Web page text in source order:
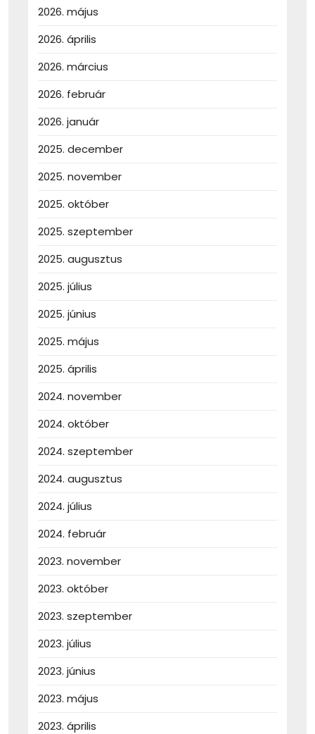
2026. május
2026. április
2026. március
2026. február
2026. január
2025. december
2025. november
2025. október
2025. szeptember
2025. augusztus
2025. július
2025. június
2025. május
2025. április
2024. november
2024. október
2024. szeptember
2024. augusztus
2024. július
2024. február
2023. november
2023. október
2023. szeptember
2023. július
2023. június
2023. május
2023. április